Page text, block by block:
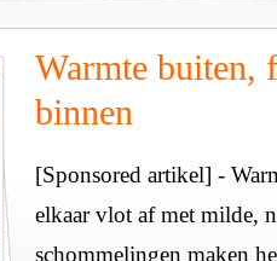
Warmte buiten,
binnen
[Sponsored artikel] -
elkaar vlot af met milde,
schommelingen maken